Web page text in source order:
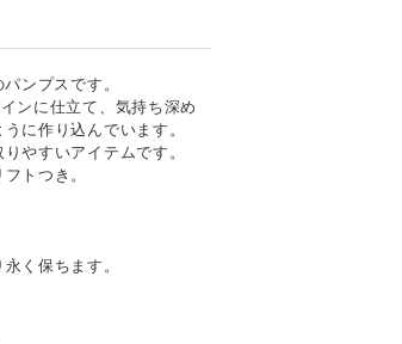
ンプスです。
ンに仕立て、気持ち深め
に作り込んでいます。
やすいアイテムです。
トつき。
く保ちます。